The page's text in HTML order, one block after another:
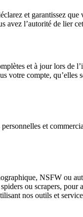
et garantissez que
avez l’autorité de lier
et à jour lors de
votre compte, qu’elles
et
NSFW ou
ou scrapers, pour
nos outils et